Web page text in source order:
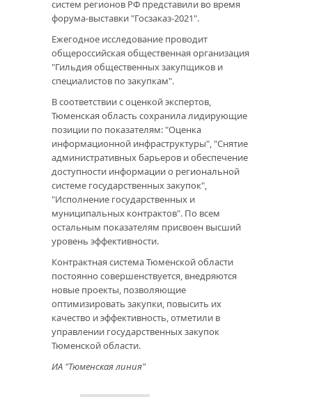
систем регионов РФ представили во время
форума-выставки "Госзаказ-2021".
Ежегодное исследование проводит
общероссийская общественная организация
"Гильдия общественных закупщиков и
специалистов по закупкам".
В соответствии с оценкой экспертов,
Тюменская область сохранила лидирующие
позиции по показателям: "Оценка
информационной инфраструктуры", "Снятие
административных барьеров и обеспечение
доступности информации о региональной
системе государственных закупок",
"Исполнение государственных и
муниципальных контрактов". По всем
остальным показателям присвоен высший
уровень эффективности.
Контрактная система Тюменской области
постоянно совершенствуется, внедряются
новые проекты, позволяющие
оптимизировать закупки, повысить их
качество и эффективность, отметили в
управлении государственных закупок
Тюменской области.
ИА "Тюменская линия"